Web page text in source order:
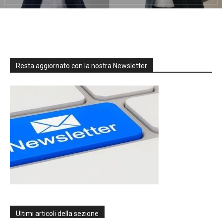
Resta aggiornato con la nostra Newsletter
Ultimi articoli della sezione